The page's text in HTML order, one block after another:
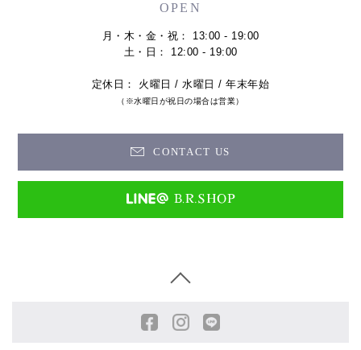
OPEN
月・木・金・祝： 13:00 - 19:00
土・日： 12:00 - 19:00
定休日： 火曜日 / 水曜日 / 年末年始
（※水曜日が祝日の場合は営業）
CONTACT US